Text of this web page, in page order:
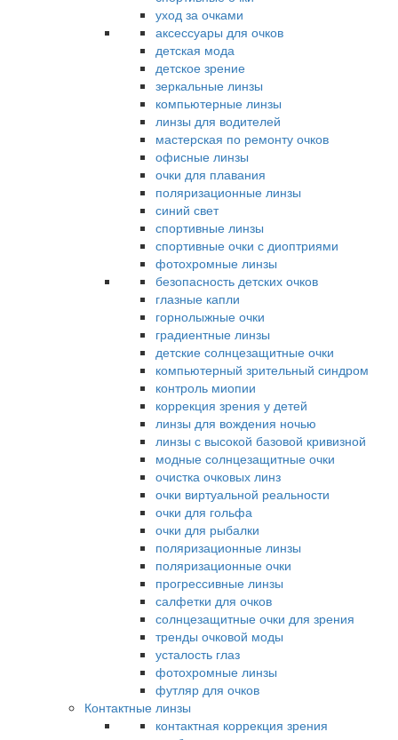
уход за очками
аксессуары для очков
детская мода
детское зрение
зеркальные линзы
компьютерные линзы
линзы для водителей
мастерская по ремонту очков
офисные линзы
очки для плавания
поляризационные линзы
синий свет
спортивные линзы
спортивные очки с диоптриями
фотохромные линзы
безопасность детских очков
глазные капли
горнолыжные очки
градиентные линзы
детские солнцезащитные очки
компьютерный зрительный синдром
контроль миопии
коррекция зрения у детей
линзы для вождения ночью
линзы с высокой базовой кривизной
модные солнцезащитные очки
очистка очковых линз
очки виртуальной реальности
очки для гольфа
очки для рыбалки
поляризационные линзы
поляризационные очки
прогрессивные линзы
салфетки для очков
солнцезащитные очки для зрения
тренды очковой моды
усталость глаз
фотохромные линзы
футляр для очков
Контактные линзы
контактная коррекция зрения